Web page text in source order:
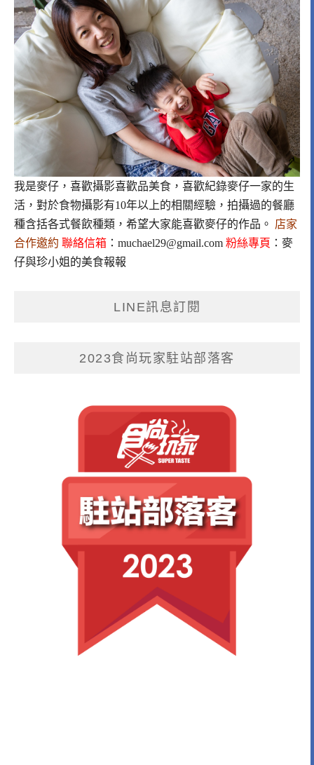
我是麥仔，喜歡攝影喜歡品美食，喜歡紀錄麥仔一家的生
活，對於食物攝影有10年以上的相關經驗，拍攝過的餐廳
種含括各式餐飲種類，希望大家能喜歡麥仔的作品。 店家
合作邀約 聯絡信箱 ： muchael29@gmail.com 粉絲專頁 ： 麥
仔與珍小姐的美食報報
LINE訊息訂閱
2023食尚玩家駐站部落客